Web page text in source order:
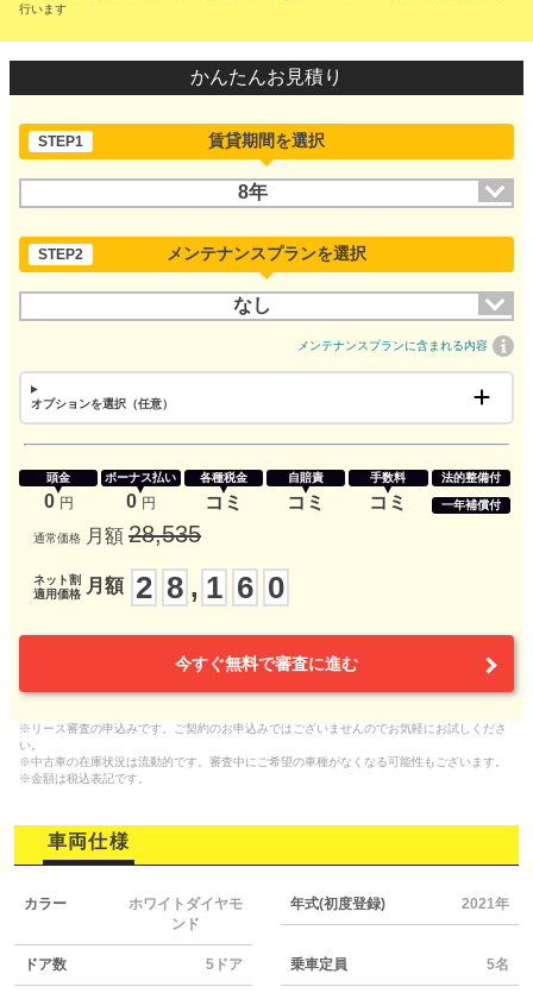
行います
かんたんお見積り
STEP1 賃貸期間を選択
8年
STEP2 メンテナンスプランを選択
なし
メンテナンスプランに含まれる内容
オプションを選択（任意）
頭金
0 円
ボーナス払い
0 円
各種税金
コミ
自賠責
コミ
手数料
コミ
法的整備付
一年補償付
通常価格 月額 28,535
ネット割
適用価格
月額 2 8 , 1 6 0
今すぐ無料で審査に進む
※リース審査の申込みです。ご契約のお申込みではございませんのでお気軽にお試しくださ
い。
※中古車の在庫状況は流動的です。審査中にご希望の車種がなくなる可能性もございます。
※金額は税込表記です。
車両仕様
カラー
ホワイトダイヤモ
ンド
年式(初度登録) 2021年
ドア数 5ドア 乗車定員 5名